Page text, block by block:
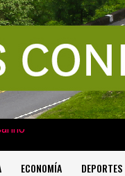
ECONOMÍA DEPORTES